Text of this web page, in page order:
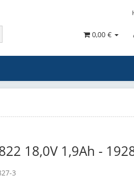
0,00 €
18,0V 1,9Ah -
3